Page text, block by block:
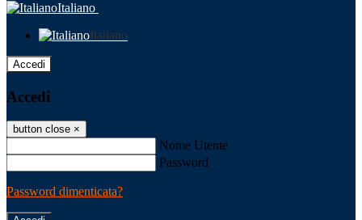
Italiano
Italiano
Accedi
Accedi
button close ×
Nome Utente
Password
Password dimenticata?